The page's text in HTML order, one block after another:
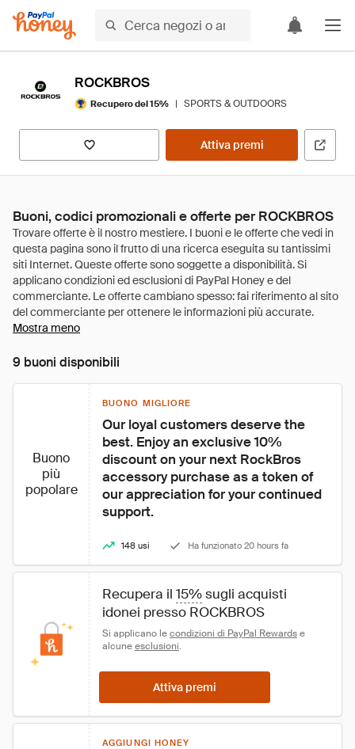
ROCKBROS
Recupero del 15% | SPORTS & OUTDOORS
Attiva premi
Buoni, codici promozionali e offerte per ROCKBROS
Mostra meno
9 buoni disponibili
Buono
più
popolare
BUONO MIGLIORE
Our loyal customers deserve the
best. Enjoy an exclusive 10%
discount on your next RockBros
accessory purchase as a token of
our appreciation for your continued
support.
148 usi Ha funzionato 20 hours fa
Recupera il 15% sugli acquisti
idonei presso ROCKBROS
Si applicano le condizioni di PayPal Rewards e
alcune esclusioni.
Attiva premi
AGGIUNGI HONEY